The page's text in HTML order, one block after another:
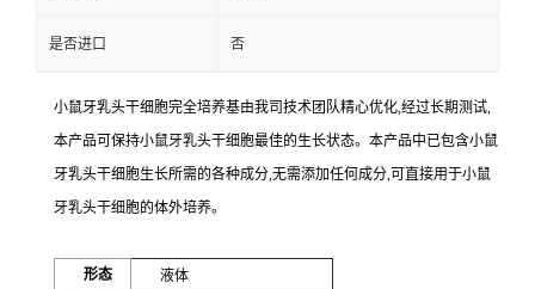
是否进口 否
小鼠牙乳头干细胞完全培养基由我司技术团队精心优化,经过长期测试,
本产品可保持小鼠牙乳头干细胞最佳的生长状态。本产品中已包含小鼠
牙乳头干细胞生长所需的各种成分,无需添加任何成分,可直接用于小鼠
牙乳头干细胞的体外培养。
形态
液体